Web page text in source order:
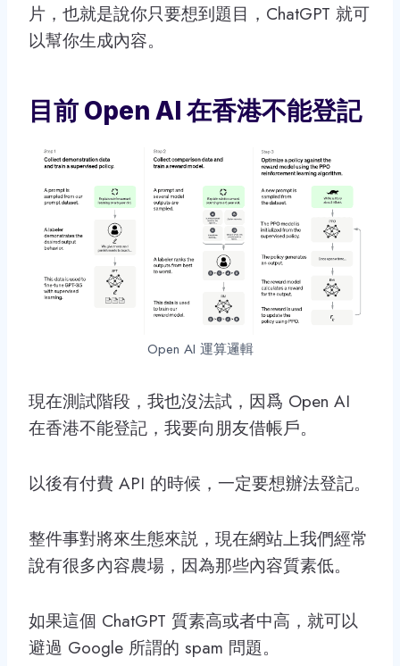
片，也就是說你只要想到題目，ChatGPT 就可
以幫你生成內容。
目前 Open AI 在香港不能登記
Open AI 運算邏輯
現在測試階段，我也沒法試，因爲 Open AI
在香港不能登記，我要向朋友借帳戶。
以後有付費 API 的時候，一定要想辦法登記。
整件事對將來生態來説，現在網站上我們經常
說有很多內容農場，因為那些內容質素低。
如果這個 ChatGPT 質素高或者中高，就可以
避過 Google 所謂的 spam 問題。